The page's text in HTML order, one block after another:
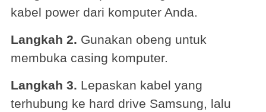
kabel power dari komputer Anda.
Langkah 2. Gunakan obeng untuk
membuka casing komputer.
Langkah 3. Lepaskan kabel yang
terhubung ke hard drive Samsung, lalu